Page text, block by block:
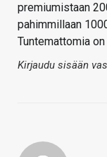
premiumistaan
pahimmillaan
Tuntemattomia
Kirjaudu sisään